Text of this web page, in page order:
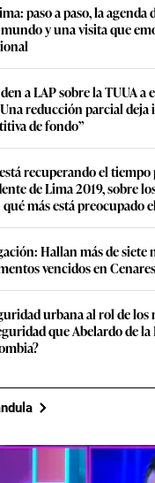
paso a paso, la agenda
y una visita que
a LAP sobre la TUUA a
reducción parcial deja
de fondo”
recuperando el tiempo
de Lima 2019, sobre
más está preocupado
Hallan más de siete
vencidos en
urbana al rol de los
que Abelardo de